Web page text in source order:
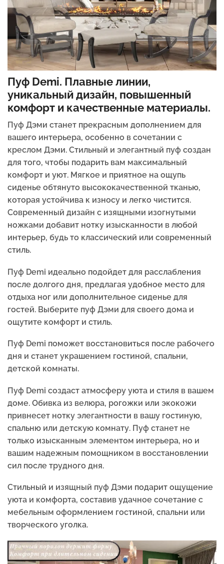
Пуф Demi. Плавные линии,
уникальный дизайн, повышенный
комфорт и качественные материалы.
Пуф Дэми станет прекрасным дополнением для
вашего интерьера, особенно в сочетании с
креслом Дэми. Стильный и элегантный пуф создан
для того, чтобы подарить вам максимальный
комфорт и уют. Мягкое и приятное на ощупь
сиденье обтянуто высококачественной тканью,
которая устойчива к износу и легко чистится.
Современный дизайн с изящными изогнутыми
ножками добавит нотку изысканности в любой
интерьер, будь то классический или современный
стиль.
Пуф Demi идеально подойдет для расслабления
после долгого дня, предлагая удобное место для
отдыха ног или дополнительное сиденье для
гостей. Выберите пуф Дэми для своего дома и
ощутите комфорт и стиль.
Пуф Demi поможет восстановиться после рабочего
дня и станет украшением гостиной, спальни,
детской комнаты.
Пуф Demi создаст атмосферу уюта и стиля в вашем
доме. Обивка из велюра, рогожки или экокожи
привнесет нотку элегантности в вашу гостиную,
спальню или детскую комнату. Пуф станет не
только изысканным элементом интерьера, но и
вашим надежным помощником в восстановлении
сил после трудного дня.
Стильный и изящный пуф Дэми подарит ощущение
уюта и комфорта, составив удачное сочетание с
мебельным оформлением гостиной, спальни или
творческого уголка.